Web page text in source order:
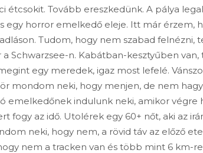
étcsokit. Tovább ereszkedünk. A pálya
egy horror emelkedő eleje. Itt már érzem,
Tudom, hogy nem szabad felnézni,
a Schwarzsee-n. Kabátban-kesztyűben
egy meredek, igaz most lefelé.
mondom neki, hogy menjen, de nem
emelkedőnek indulunk neki, amikor végre
fogy az idő. Utolérek egy 60+ nőt, aki az
neki, hogy nem, a rövid táv az előző
nem a tracken van és több mint 6 km-